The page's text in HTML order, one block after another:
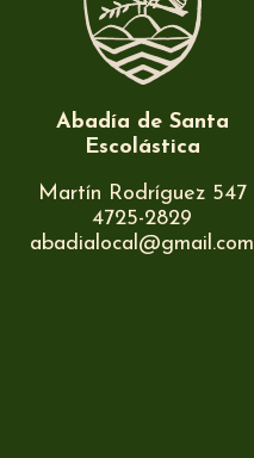
Abadía de Santa
Escolástica
Martín Rodríguez 547
4725-2829
abadialocal@gmail.com